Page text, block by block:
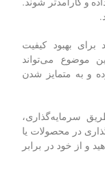
موفقیت است. با
دارد که کسب‌وکارها
ماشین‌آلات جدید،
برای بهبود کیفیت
موضوع می‌تواند